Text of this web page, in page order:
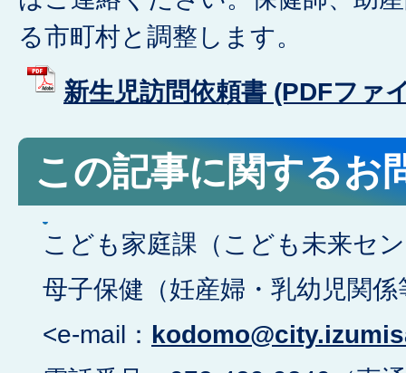
る市町村と調整します。
新生児訪問依頼書 (PDFファ
この記事に関するお
こども家庭課（こども未来セ
母子保健（妊産婦・乳幼児関係
<e-mail：